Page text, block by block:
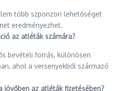
több szponzori lehetőséget
eredményezhet.
az atléták számára?
bevételi forrás, különösen
ahol a versenyekből származó
jövőben az atléták fizetésében?